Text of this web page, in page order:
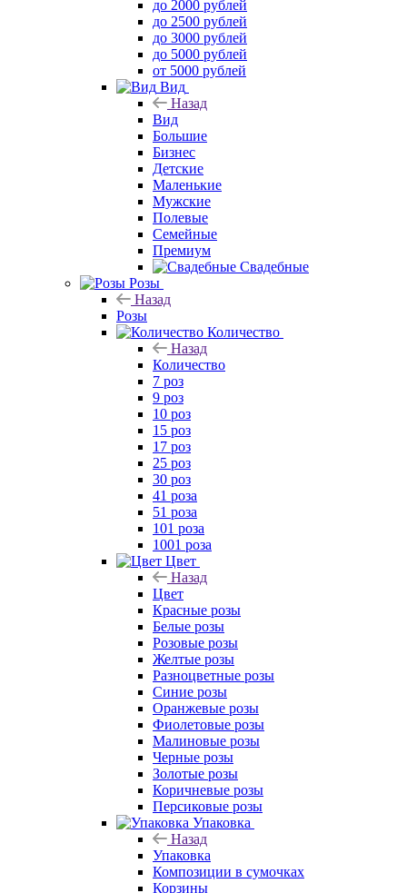
до 2000 рублей
до 2500 рублей
до 3000 рублей
до 5000 рублей
от 5000 рублей
Вид
Назад
Вид
Большие
Бизнес
Детские
Маленькие
Мужские
Полевые
Семейные
Премиум
Свадебные
Розы
Назад
Розы
Количество
Назад
Количество
7 роз
9 роз
10 роз
15 роз
17 роз
25 роз
30 роз
41 роза
51 роза
101 роза
1001 роза
Цвет
Назад
Цвет
Красные розы
Белые розы
Розовые розы
Желтые розы
Разноцветные розы
Синие розы
Оранжевые розы
Фиолетовые розы
Малиновые розы
Черные розы
Золотые розы
Коричневые розы
Персиковые розы
Упаковка
Назад
Упаковка
Композиции в сумочках
Корзины